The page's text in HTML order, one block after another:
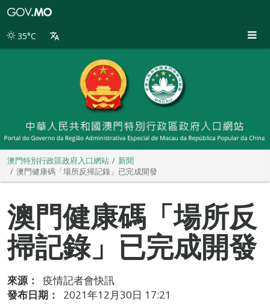
別
35°C
澳門特別行政區政府入口網站
新聞
澳門健康碼「場所反掃記錄」已完成開發
澳門健康碼「場所反
掃記錄」已完成開發
來源：
疫情記者會快訊
發布日期：
2021年12月30日 17:21